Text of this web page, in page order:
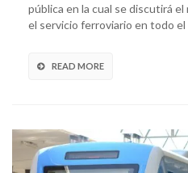
pública en la cual se discutirá
el servicio ferroviario en todo
READ MORE